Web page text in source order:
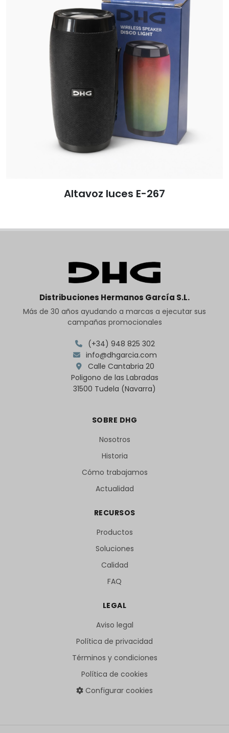
Altavoz luces E-267
Distribuciones Hermanos García S.L.
Más de 30 años ayudando a marcas a ejecutar sus
campañas promocionales
(+34) 948 825 302
info@dhgarcia.com
Calle Cantabria 20
Poligono de las Labradas
31500 Tudela (Navarra)
SOBRE DHG
Nosotros
Historia
Cómo trabajamos
Actualidad
RECURSOS
Productos
Soluciones
Calidad
FAQ
LEGAL
Aviso legal
Política de privacidad
Términos y condiciones
Política de cookies
Configurar cookies